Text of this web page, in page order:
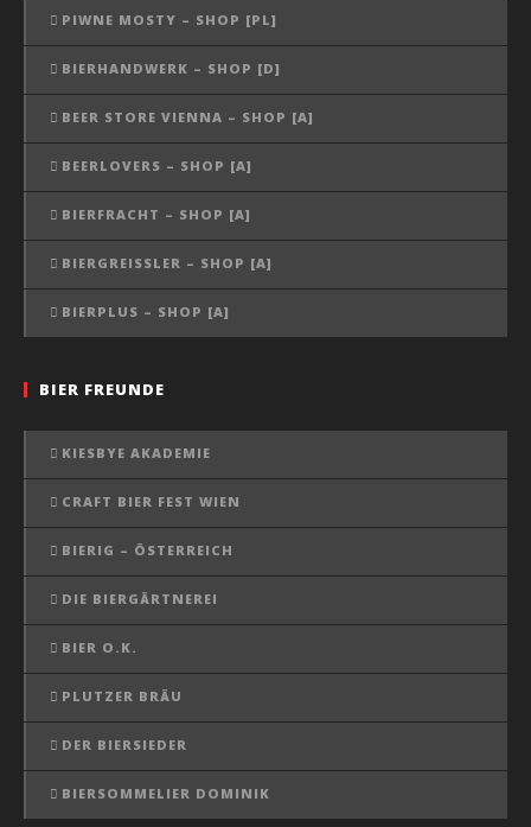
PIWNE MOSTY – SHOP [PL]
BIERHANDWERK – SHOP [D]
BEER STORE VIENNA – SHOP [A]
BEERLOVERS – SHOP [A]
BIERFRACHT – SHOP [A]
BIERGREISSLER – SHOP [A]
BIERPLUS – SHOP [A]
BIER FREUNDE
KIESBYE AKADEMIE
CRAFT BIER FEST WIEN
BIERIG – ÖSTERREICH
DIE BIERGÄRTNEREI
BIER O.K.
PLUTZER BRÄU
DER BIERSIEDER
BIERSOMMELIER DOMINIK